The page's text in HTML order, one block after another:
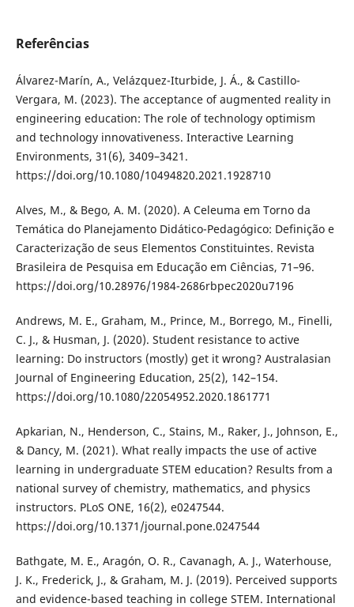
Referências
Álvarez-Marín, A., Velázquez-Iturbide, J. Á., & Castillo-
Vergara, M. (2023). The acceptance of augmented reality in
engineering education: The role of technology optimism
and technology innovativeness. Interactive Learning
Environments, 31(6), 3409–3421.
https://doi.org/10.1080/10494820.2021.1928710
Alves, M., & Bego, A. M. (2020). A Celeuma em Torno da
Temática do Planejamento Didático-Pedagógico: Definição e
Caracterização de seus Elementos Constituintes. Revista
Brasileira de Pesquisa em Educação em Ciências, 71–96.
https://doi.org/10.28976/1984-2686rbpec2020u7196
Andrews, M. E., Graham, M., Prince, M., Borrego, M., Finelli,
C. J., & Husman, J. (2020). Student resistance to active
learning: Do instructors (mostly) get it wrong? Australasian
Journal of Engineering Education, 25(2), 142–154.
https://doi.org/10.1080/22054952.2020.1861771
Apkarian, N., Henderson, C., Stains, M., Raker, J., Johnson, E.,
& Dancy, M. (2021). What really impacts the use of active
learning in undergraduate STEM education? Results from a
national survey of chemistry, mathematics, and physics
instructors. PLoS ONE, 16(2), e0247544.
https://doi.org/10.1371/journal.pone.0247544
Bathgate, M. E., Aragón, O. R., Cavanagh, A. J., Waterhouse,
J. K., Frederick, J., & Graham, M. J. (2019). Perceived supports
and evidence-based teaching in college STEM. International